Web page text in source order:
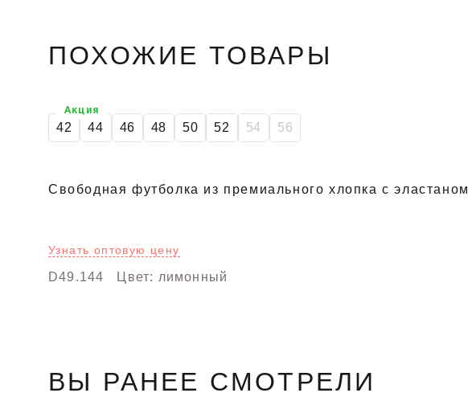
ПОХОЖИЕ ТОВАРЫ
42 44 46 48 50 52 54 56
Свободная футболка из премиального хлопка с эластаном
Узнать оптовую цену
D49.144 Цвет: лимонный
Акция
ВЫ РАНЕЕ СМОТРЕЛИ